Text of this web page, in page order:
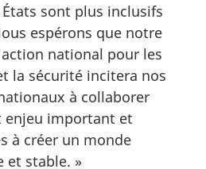
sont plus inclusifs
espérons que notre
national pour les
la sécurité incitera nos
à collaborer
enjeu important et
à créer un monde
et stable. »